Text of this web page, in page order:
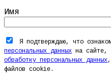
Имя
Я подтверждаю, что
персональных данных на сайте,
обработку персональных данных
файлов cookie.